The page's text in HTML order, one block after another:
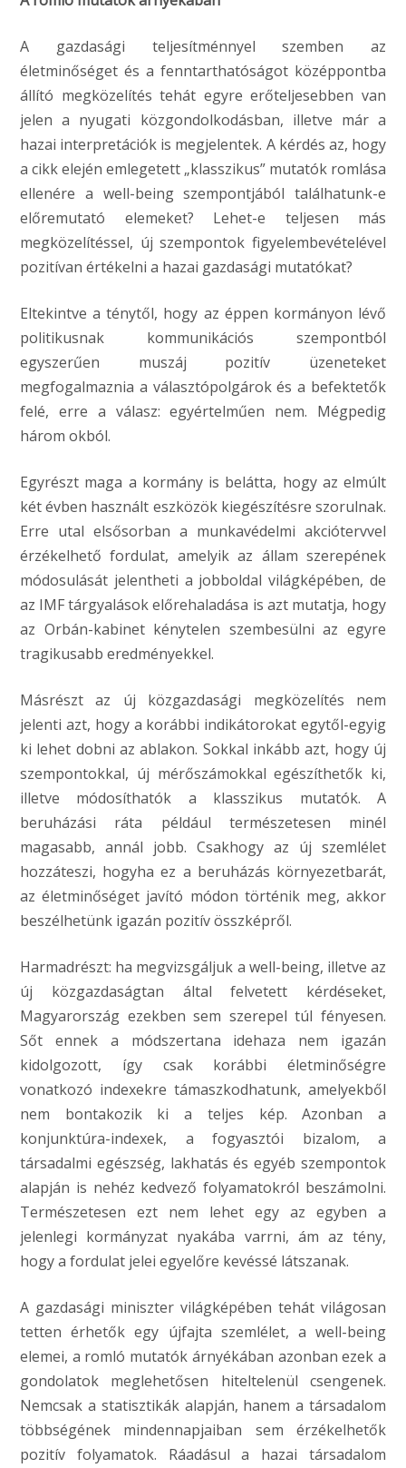
A gazdasági teljesítménnyel szemben az
életminőséget és a fenntarthatóságot középpontba
állító megközelítés tehát egyre erőteljesebben van
jelen a nyugati közgondolkodásban, illetve már a
hazai interpretációk is megjelentek. A kérdés az, hogy
a cikk elején emlegetett „klasszikus” mutatók romlása
ellenére a well-being szempontjából találhatunk-e
előremutató elemeket? Lehet-e teljesen más
megközelítéssel, új szempontok figyelembevételével
pozitívan értékelni a hazai gazdasági mutatókat?
Eltekintve a ténytől, hogy az éppen kormányon lévő
politikusnak kommunikációs szempontból
egyszerűen muszáj pozitív üzeneteket
megfogalmaznia a választópolgárok és a befektetők
felé, erre a válasz: egyértelműen nem. Mégpedig
három okból.
Egyrészt maga a kormány is belátta, hogy az elmúlt
két évben használt eszközök kiegészítésre szorulnak.
Erre utal elsősorban a munkavédelmi akciótervvel
érzékelhető fordulat, amelyik az állam szerepének
módosulását jelentheti a jobboldal világképében, de
az IMF tárgyalások előrehaladása is azt mutatja, hogy
az Orbán-kabinet kénytelen szembesülni az egyre
tragikusabb eredményekkel.
Másrészt az új közgazdasági megközelítés nem
jelenti azt, hogy a korábbi indikátorokat egytől-egyig
ki lehet dobni az ablakon. Sokkal inkább azt, hogy új
szempontokkal, új mérőszámokkal egészíthetők ki,
illetve módosíthatók a klasszikus mutatók. A
beruházási ráta például természetesen minél
magasabb, annál jobb. Csakhogy az új szemlélet
hozzáteszi, hogyha ez a beruházás környezetbarát,
az életminőséget javító módon történik meg, akkor
beszélhetünk igazán pozitív összképről.
Harmadrészt: ha megvizsgáljuk a well-being, illetve az
új közgazdaságtan által felvetett kérdéseket,
Magyarország ezekben sem szerepel túl fényesen.
Sőt ennek a módszertana idehaza nem igazán
kidolgozott, így csak korábbi életminőségre
vonatkozó indexekre támaszkodhatunk, amelyekből
nem bontakozik ki a teljes kép. Azonban a
konjunktúra-indexek, a fogyasztói bizalom, a
társadalmi egészség, lakhatás és egyéb szempontok
alapján is nehéz kedvező folyamatokról beszámolni.
Természetesen ezt nem lehet egy az egyben a
jelenlegi kormányzat nyakába varrni, ám az tény,
hogy a fordulat jelei egyelőre kevéssé látszanak.
A gazdasági miniszter világképében tehát világosan
tetten érhetők egy újfajta szemlélet, a well-being
elemei, a romló mutatók árnyékában azonban ezek a
gondolatok meglehetősen hiteltelenül csengenek.
Nemcsak a statisztikák alapján, hanem a társadalom
többségének mindennapjaiban sem érzékelhetők
pozitív folyamatok. Ráadásul a hazai társadalom